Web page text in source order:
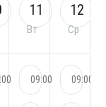
11
Вт
12
Ср
09:00 09:00